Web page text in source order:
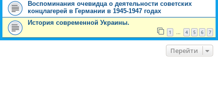
Воспоминания очевидца о деятельности советских
концлагерей в Германии в 1945-1947 годах
История современной Украины.
1 … 4 5 6 7
Перейти